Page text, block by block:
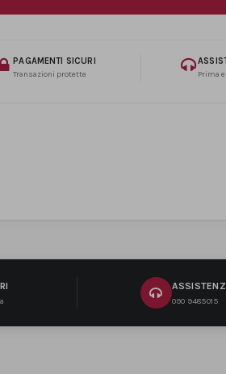
PAGAMENTI SICURI
Transazioni protette Prima
090 9485015